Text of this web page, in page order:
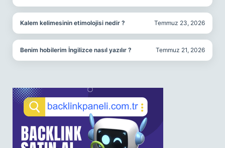
Kalem kelimesinin etimolojisi nedir ? Temmuz 23, 2026
Benim hobilerim İngilizce nasıl yazılır ? Temmuz 21, 2026